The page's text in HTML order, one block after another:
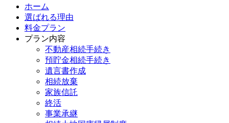
ホーム
選ばれる理由
料金プラン
プラン内容
不動産相続手続き
預貯金相続手続き
遺言書作成
相続放棄
家族信託
終活
事業承継